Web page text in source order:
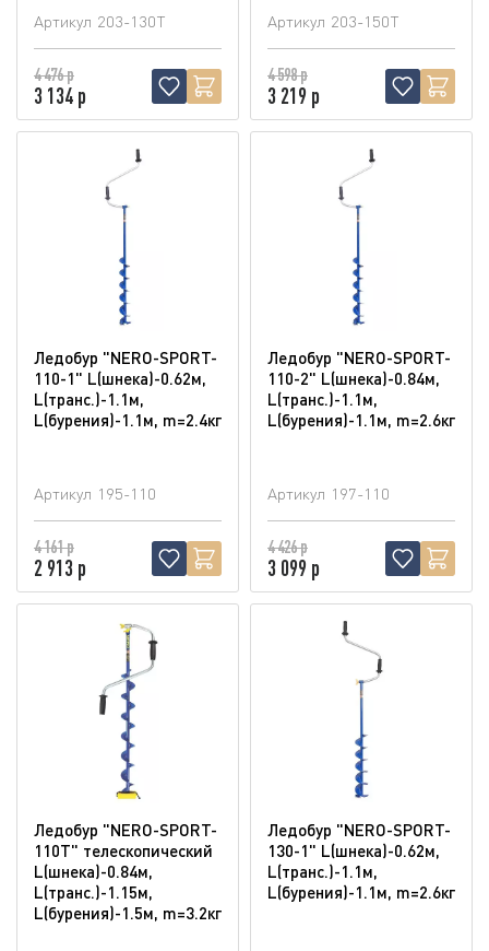
Артикул 203-130T
4 476 р
3 134 р
Артикул 203-150T
4 598 р
3 219 р
Ледобур "NERO-SPORT-
110-1" L(шнека)-0.62м,
L(транс.)-1.1м,
L(бурения)-1.1м, m=2.4кг
Артикул 195-110
4 161 р
2 913 р
Ледобур "NERO-SPORT-
110-2" L(шнека)-0.84м,
L(транс.)-1.1м,
L(бурения)-1.1м, m=2.6кг
Артикул 197-110
4 426 р
3 099 р
Ледобур "NERO-SPORT-
110T" телескопический
L(шнека)-0.84м,
L(транс.)-1.15м,
L(бурения)-1.5м, m=3.2кг
Ледобур "NERO-SPORT-
130-1" L(шнека)-0.62м,
L(транс.)-1.1м,
L(бурения)-1.1м, m=2.6кг